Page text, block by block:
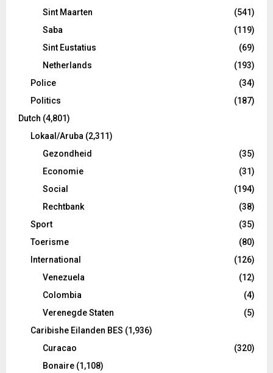
Sint Maarten
(541)
Saba
(119)
Sint Eustatius
(69)
Netherlands
(193)
Police
(34)
Politics
(187)
Dutch (4,801)
Lokaal/Aruba (2,311)
Gezondheid
(35)
Economie
(31)
Social
(194)
Rechtbank
(38)
Sport
(35)
Toerisme
(80)
International
(126)
Venezuela
(12)
Colombia
(4)
Verenegde Staten
(5)
Caribishe Eilanden BES (1,936)
Curacao
(320)
Bonaire (1,108)